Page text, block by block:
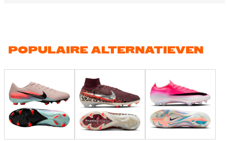
POPULAIRE ALTERNATIEVEN